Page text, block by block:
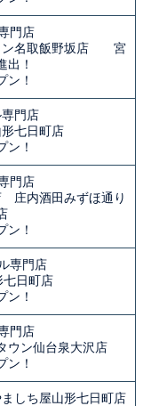
門店
ン名取飯野坂店 宮
出！
ン！
門店
形七日町店
ン！
門店
庄内酒田みずほ通り
ン！
専門店
七日町店
ン！
門店
ウン仙台泉大沢店
ン！
しち屋山形七日町店